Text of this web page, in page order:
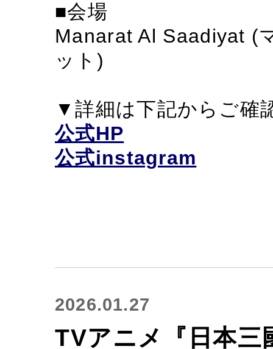
■会場
Manarat Al Saadiyat (
ット)
▼詳細は下記からご確
公式HP
公式instagram
2026.01.27
TVアニメ『日本三